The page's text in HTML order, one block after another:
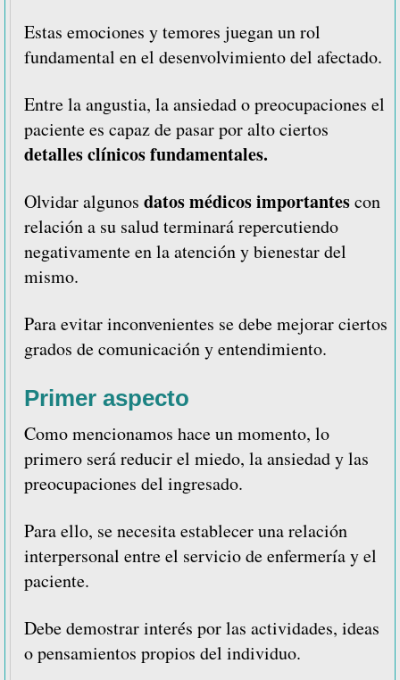
Estas emociones y temores juegan un rol
fundamental en el desenvolvimiento del afectado.
Entre la angustia, la ansiedad o preocupaciones el
paciente es capaz de pasar por alto ciertos
detalles clínicos fundamentales.
Olvidar algunos datos médicos importantescon
relación a su salud terminará repercutiendo
negativamente en la atención y bienestar del
mismo.
Para evitar inconvenientes se debe mejorar ciertos
grados de comunicación y entendimiento.
Primer aspecto
Como mencionamos hace un momento, lo
primero será reducir el miedo, la ansiedad y las
preocupaciones del ingresado.
Para ello, se necesita establecer una relación
interpersonal entre el servicio de enfermería y el
paciente.
Debe demostrar interés por las actividades, ideas
o pensamientos propios del individuo.